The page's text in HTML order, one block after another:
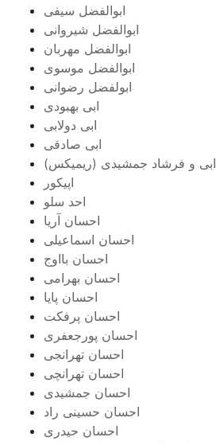
ابوالفضل سیفی
ابوالفضل شیروانی
ابوالفضل مهربان
ابوالفضل موسوی
ابولفضل رضوانی
ابی بهبودی
ابی دولابی
ابی صادقی
ابی و فرشاد جمشیدی (ریمیکس)
اپیکور
احد سلو
احسان آریا
احسان اسماعیلی
احسان بااوج
احسان بهرامی
احسان پایا
احسان پرفکت
احسان پورجعفری
احسان تهرانجی
احسان تهرانچی
احسان جمشیدی
احسان حسینی راد
احسان حیدری